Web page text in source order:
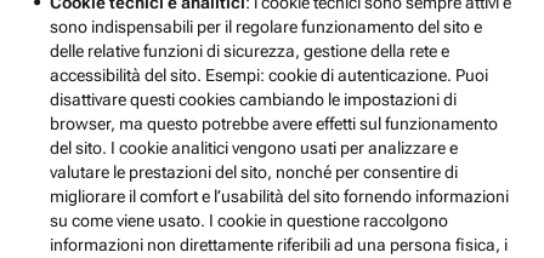
sono indispensabili per il regolare funzionamento del sito e
delle relative funzioni di sicurezza, gestione della rete e
accessibilità del sito. Esempi: cookie di autenticazione. Puoi
disattivare questi cookies cambiando le impostazioni di
browser, ma questo potrebbe avere effetti sul funzionamento
del sito. I cookie analitici vengono usati per analizzare e
valutare le prestazioni del sito, nonché per consentire di
migliorare il comfort e l’usabilità del sito fornendo informazioni
su come viene usato. I cookie in questione raccolgono
informazioni non direttamente riferibili ad una persona fisica, i